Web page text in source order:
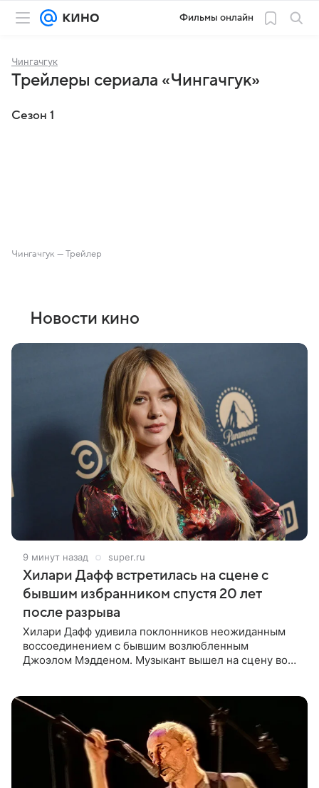
Фильмы онлайн
Чингачгук
Трейлеры сериала «Чингачгук»
Сезон 1
Чингачгук — Трейлер
Новости кино
9 минут назад super.ru
Хилари Дафф встретилась на сцене с
бывшим избранником спустя 20 лет
после разрыва
Хилари Дафф удивила поклонников неожиданным
воссоединением с бывшим возлюбленным
Джоэлом Мэдденом. Музыкант вышел на сцену во